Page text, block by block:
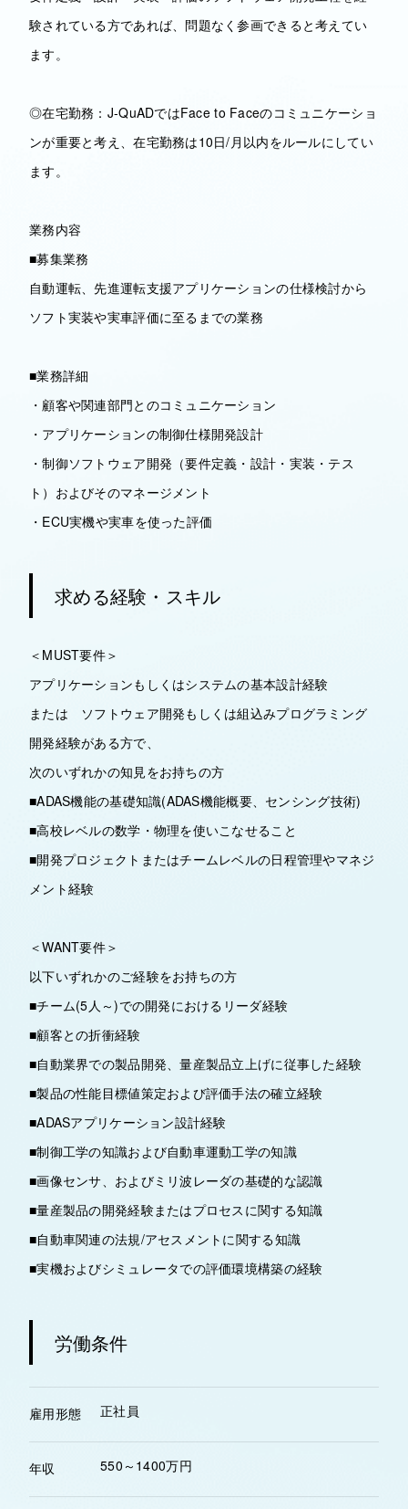
験されている方であれば、問題なく参画できると考えてい
ます。
◎在宅勤務：J-QuADではFace to Faceのコミュニケーショ
ンが重要と考え、在宅勤務は10日/月以内をルールにしてい
ます。
業務内容
■募集業務
自動運転、先進運転支援アプリケーションの仕様検討から
ソフト実装や実車評価に至るまでの業務
■業務詳細
・顧客や関連部門とのコミュニケーション
・アプリケーションの制御仕様開発設計
・制御ソフトウェア開発（要件定義・設計・実装・テス
ト）およびそのマネージメント
・ECU実機や実車を使った評価
求める経験・スキル
＜MUST要件＞
アプリケーションもしくはシステムの基本設計経験
または ソフトウェア開発もしくは組込みプログラミング
開発経験がある方で、
次のいずれかの知見をお持ちの方
■ADAS機能の基礎知識(ADAS機能概要、センシング技術)
■高校レベルの数学・物理を使いこなせること
■開発プロジェクトまたはチームレベルの日程管理やマネジ
メント経験
＜WANT要件＞
以下いずれかのご経験をお持ちの方
■チーム(5人～)での開発におけるリーダ経験
■顧客との折衝経験
■自動業界での製品開発、量産製品立上げに従事した経験
■製品の性能目標値策定および評価手法の確立経験
■ADASアプリケーション設計経験
■制御工学の知識および自動車運動工学の知識
■画像センサ、およびミリ波レーダの基礎的な認識
■量産製品の開発経験またはプロセスに関する知識
■自動車関連の法規/アセスメントに関する知識
■実機およびシミュレータでの評価環境構築の経験
労働条件
雇用形態 正社員
年収 550～1400万円